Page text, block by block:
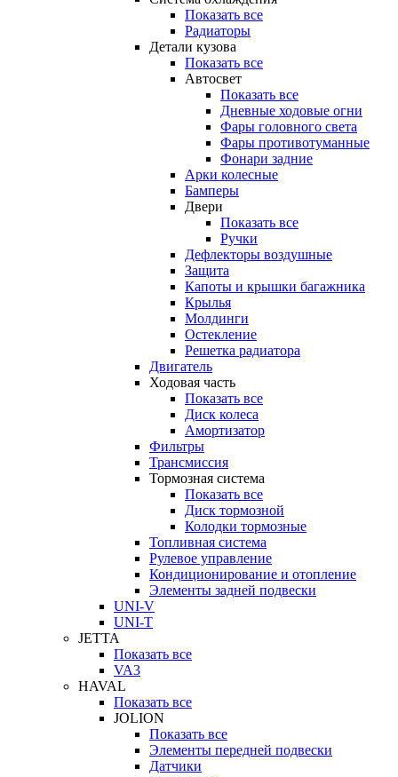
Показать все
Радиаторы
Детали кузова
Показать все
Автосвет
Показать все
Дневные ходовые огни
Фары головного света
Фары противотуманные
Фонари задние
Арки колесные
Бамперы
Двери
Показать все
Ручки
Дефлекторы воздушные
Защита
Капоты и крышки багажника
Крылья
Молдинги
Остекление
Решетка радиатора
Двигатель
Ходовая часть
Показать все
Диск колеса
Амортизатор
Фильтры
Трансмиссия
Тормозная система
Показать все
Диск тормозной
Колодки тормозные
Топливная система
Рулевое управление
Кондиционирование и отопление
Элементы задней подвески
UNI-V
UNI-T
JETTA
Показать все
VA3
HAVAL
Показать все
JOLION
Показать все
Элементы передней подвески
Датчики